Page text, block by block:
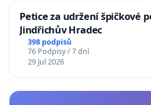
Petice za udržení špičkové
Jindřichův Hradec
398 podpisů
76 Podpisy / 7 dní
29 Jul 2026